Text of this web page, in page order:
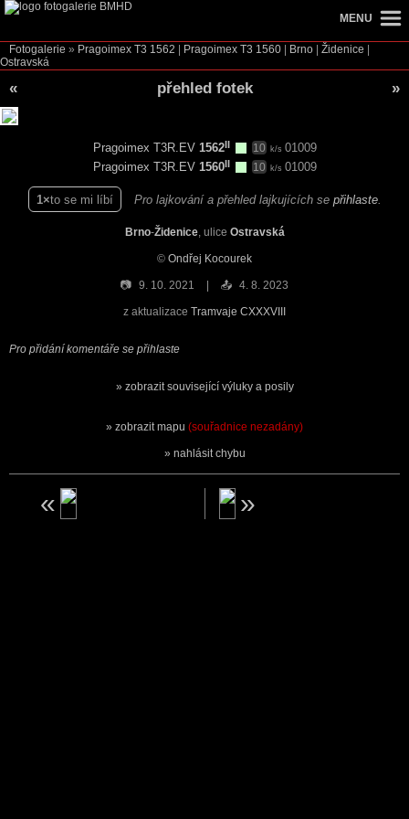
Fotogalerie » Pragoimex T3 1562 Pragoimex T3 1560 Brno Židenice
Ostravská
« přehled fotek »
Pragoimex T3R.EV 1562II 10 k/s 01009
Pragoimex T3R.EV 1560II 10 k/s 01009
1 to se mi líbí Pro lajkování a přehled lajkujících se přihlaste.
Brno-Židenice, ulice Ostravská
© Ondřej Kocourek
📷 9. 10. 2021 📤 4. 8. 2023
z aktualizace Tramvaje CXXXVIII
Pro přidání komentáře se přihlaste
zobrazit související výluky a posily
zobrazit mapu (souřadnice nezadány)
nahlásit chybu
MENU